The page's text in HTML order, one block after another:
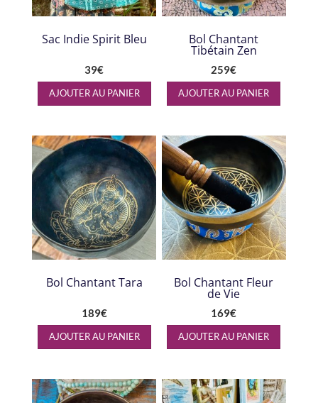
Sac Indie Spirit Bleu
39€
AJOUTER AU PANIER
Bol Chantant
Tibétain Zen
259€
AJOUTER AU PANIER
Bol Chantant Tara
189€
AJOUTER AU PANIER
Bol Chantant Fleur
de Vie
169€
AJOUTER AU PANIER